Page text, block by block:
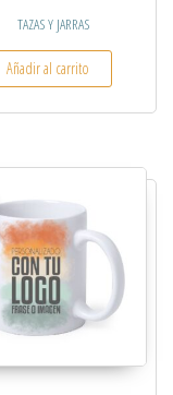
TAZAS Y JARRAS
Añadir al carrito